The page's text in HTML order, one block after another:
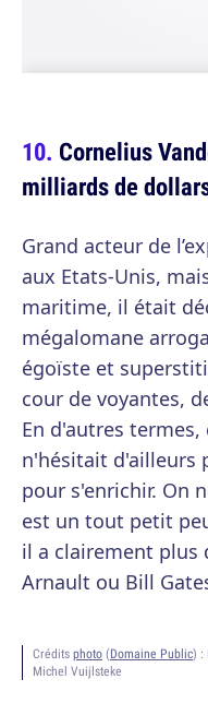
Cornelius
milliards de
Grand acteur de
aux Etats-Unis,
maritime, il était
mégalomane
égoïste et
cour de voyantes,
En d'autres
n'hésitait d'ailleurs
pour s'enrichir. On
est un tout petit
il a clairement plus
Arnault ou Bill
Crédits photo (Domaine Public) :
Michel Vuijlsteke